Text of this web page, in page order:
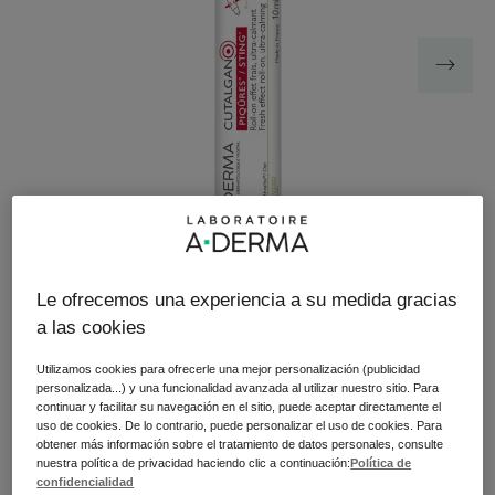
Este roll-on es el remedio natural ultracalmante de bolsillo
sensaciones de malestar (picaduras de insectos,
rozaduras, picores*…) que pueden llegar a resultar incluso
desagradables.
Le ofrecemos una experiencia a su medida gracias
a las cookies
Utilizamos cookies para ofrecerle una mejor personalización (publicidad
personalizada...) y una funcionalidad avanzada al utilizar nuestro sitio. Para
continuar y facilitar su navegación en el sitio, puede aceptar directamente el
uso de cookies. De lo contrario, puede personalizar el uso de cookies. Para
obtener más información sobre el tratamiento de datos personales, consulte
nuestra política de privacidad haciendo clic a continuación: Política de
confidencialidad